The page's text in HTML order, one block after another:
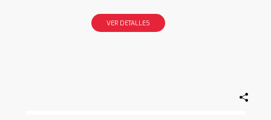
VER DETALLES